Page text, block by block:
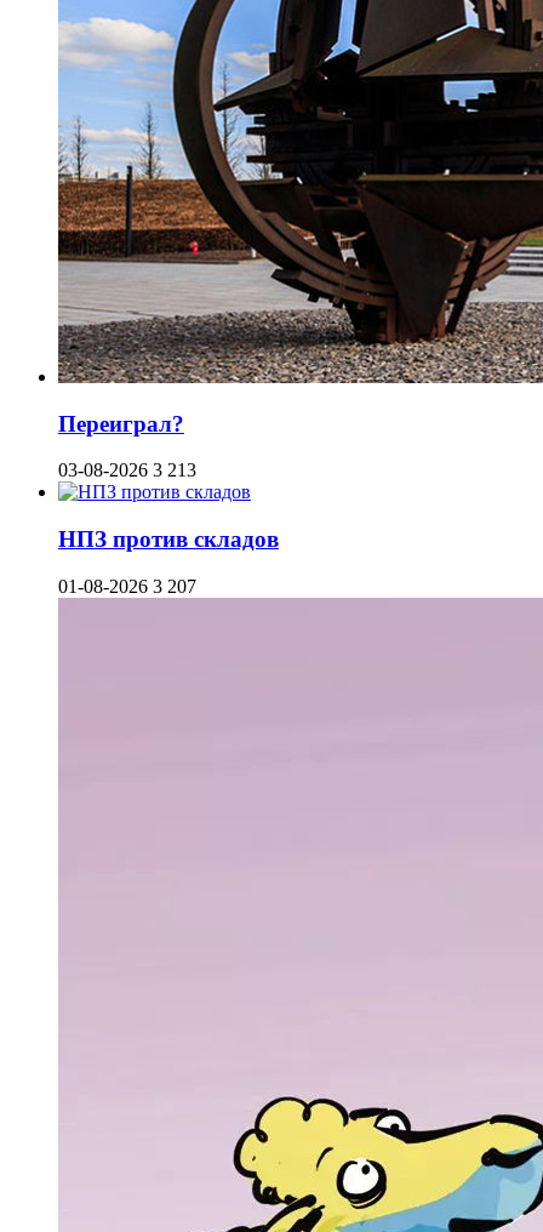
Переиграл?
03-08-2026 3 213
НПЗ против складов
01-08-2026 3 207